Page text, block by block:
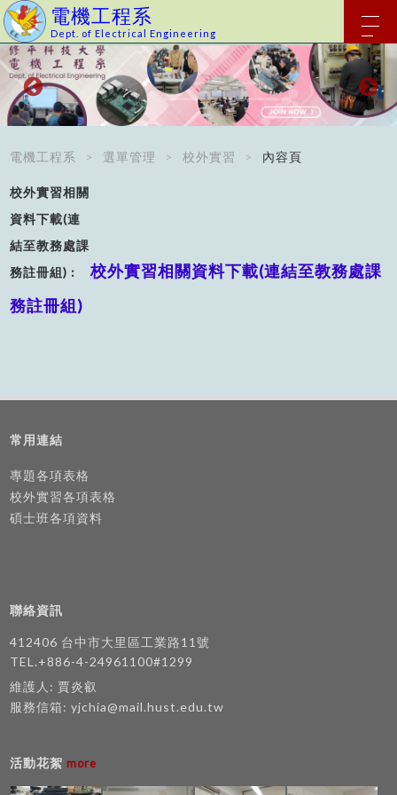
電機工程系
Dept. of Electrical Engineering
電機工程系 選單管理 校外實習 內容頁
校外實習相關資料下載(連結至教務處課
務註冊組)
常用連結
專題各項表格
校外實習各項表格
碩士班各項資料
聯絡資訊
412406 台中市大里區工業路11號
TEL.+886-4-24961100#1299
維護人: 賈炎叡
服務信箱:yjchia@mail.hust.edu.tw
活動花絮 more